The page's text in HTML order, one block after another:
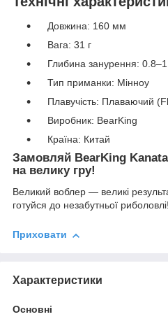
Довжина: 160 мм
Вага: 31 г
Глибина занурення:
Тип приманки: Мінноу
Плавучість: Плаваючий
Виробник: BearKing
Країна: Китай
Замовляй BearKing
на велику гру!
Великий воблер — великі
готуйся до незабутньої риболовлі!
Приховати
Характеристики
Основні